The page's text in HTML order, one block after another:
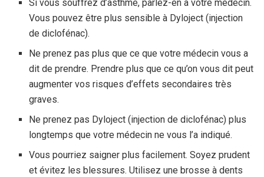
Si vous souffrez d’asthme, parlez-en à votre médecin.
Vous pouvez être plus sensible à Dyloject (injection
de diclofénac).
Ne prenez pas plus que ce que votre médecin vous a
dit de prendre. Prendre plus que ce qu’on vous dit peut
augmenter vos risques d’effets secondaires très
graves.
Ne prenez pas Dyloject (injection de diclofénac) plus
longtemps que votre médecin ne vous l’a indiqué.
Vous pourriez saigner plus facilement. Soyez prudent
et évitez les blessures. Utilisez une brosse à dents